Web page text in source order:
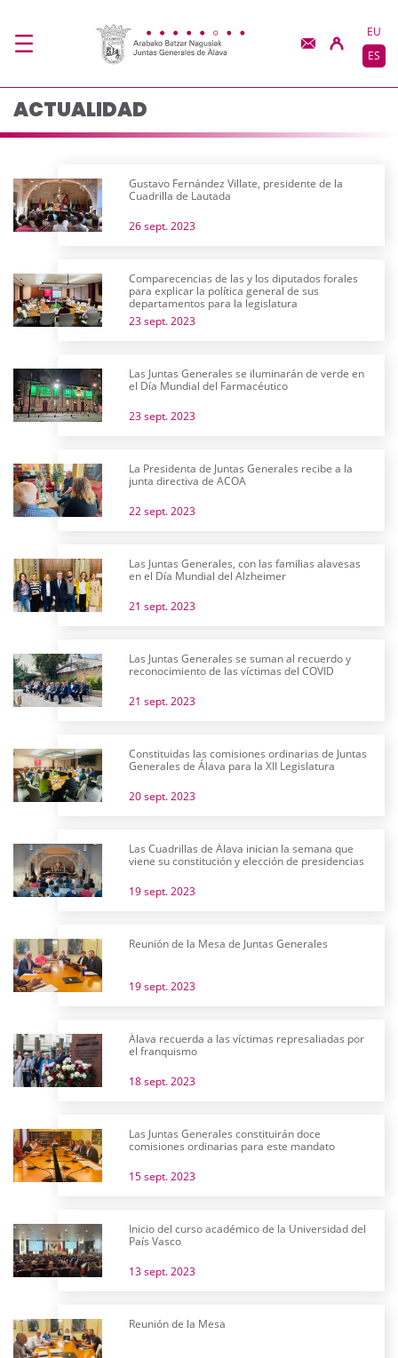
Actualidad - JJGG-
EU
ES
ACTUALIDAD
Gustavo Fernández Villate, presidente de la
Cuadrilla de Lautada
26 sept. 2023
Comparecencias de las y los diputados forales
para explicar la política general de sus
departamentos para la legislatura
23 sept. 2023
Las Juntas Generales se iluminarán de verde en
el Día Mundial del Farmacéutico
23 sept. 2023
La Presidenta de Juntas Generales recibe a la
junta directiva de ACOA
22 sept. 2023
Las Juntas Generales, con las familias alavesas
en el Día Mundial del Alzheimer
21 sept. 2023
Las Juntas Generales se suman al recuerdo y
reconocimiento de las víctimas del COVID
21 sept. 2023
Constituidas las comisiones ordinarias de Juntas
Generales de Álava para la XII Legislatura
20 sept. 2023
Las Cuadrillas de Álava inician la semana que
viene su constitución y elección de presidencias
19 sept. 2023
Reunión de la Mesa de Juntas Generales
19 sept. 2023
Álava recuerda a las víctimas represaliadas por
el franquismo
18 sept. 2023
Las Juntas Generales constituirán doce
comisiones ordinarias para este mandato
15 sept. 2023
Inicio del curso académico de la Universidad del
País Vasco
13 sept. 2023
Reunión de la Mesa